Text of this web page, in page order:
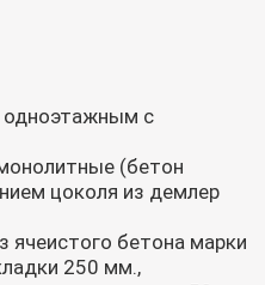
одноэтажным с
(бетон
цоколя из демлер
ячеистого бетона марки
250 мм.,